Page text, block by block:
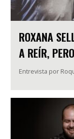
ROXANA
A REÍR,
Entrevista por